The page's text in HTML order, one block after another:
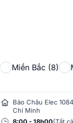
Miền Bắc (8)
Bảo Châu Elec
Chí Minh
8:00 - 18h00(Tất